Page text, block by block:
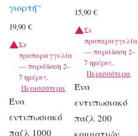
γιορτή“
19,90 €
Σε
προπαραγγελία
— παράδοση 2–
7 ημέρες.
Περισσότερα
Ένα
εντυπωσιακό
παζλ 1000
15,90€
Σε
προπαραγγελία
— παράδοση 2–
7 ημέρες.
Περισσότερα
Ένα
εντυπωσιακό
παζλ 200
κομματιών